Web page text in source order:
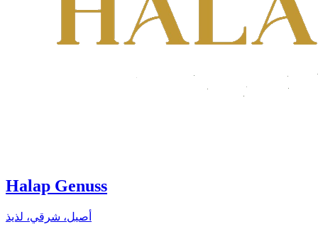
Halap Genuss
أصيل، شرقي، لذيذ